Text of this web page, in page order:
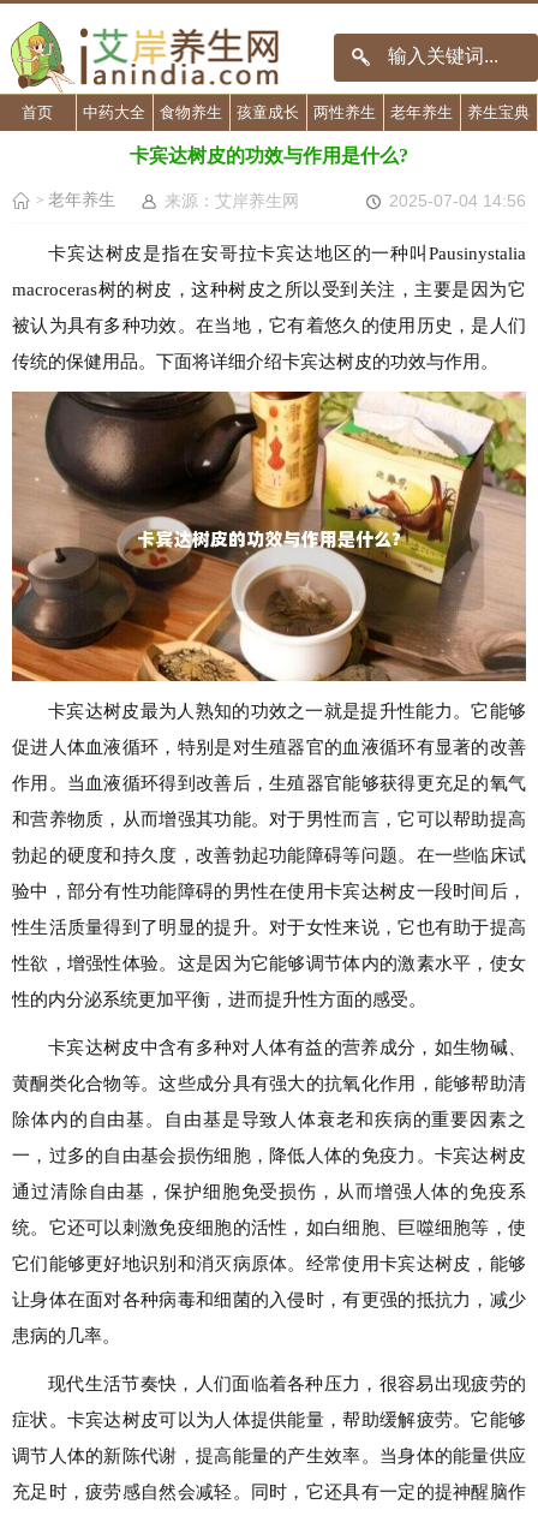
首页 中药大全 食物养生 孩童成长 两性养生 老年养生 养生宝典
卡宾达树皮的功效与作用是什么?
> 老年养生 来源：艾岸养生网 2025-07-04 14:56
卡宾达树皮是指在安哥拉卡宾达地区的一种叫Pausinystalia
macroceras树的树皮，这种树皮之所以受到关注，主要是因为它
被认为具有多种功效。在当地，它有着悠久的使用历史，是人们
传统的保健用品。下面将详细介绍卡宾达树皮的功效与作用。
卡宾达树皮最为人熟知的功效之一就是提升性能力。它能够
促进人体血液循环，特别是对生殖器官的血液循环有显著的改善
作用。当血液循环得到改善后，生殖器官能够获得更充足的氧气
和营养物质，从而增强其功能。对于男性而言，它可以帮助提高
勃起的硬度和持久度，改善勃起功能障碍等问题。在一些临床试
验中，部分有性功能障碍的男性在使用卡宾达树皮一段时间后，
性生活质量得到了明显的提升。对于女性来说，它也有助于提高
性欲，增强性体验。这是因为它能够调节体内的激素水平，使女
性的内分泌系统更加平衡，进而提升性方面的感受。
卡宾达树皮中含有多种对人体有益的营养成分，如生物碱、
黄酮类化合物等。这些成分具有强大的抗氧化作用，能够帮助清
除体内的自由基。自由基是导致人体衰老和疾病的重要因素之
一，过多的自由基会损伤细胞，降低人体的免疫力。卡宾达树皮
通过清除自由基，保护细胞免受损伤，从而增强人体的免疫系
统。它还可以刺激免疫细胞的活性，如白细胞、巨噬细胞等，使
它们能够更好地识别和消灭病原体。经常使用卡宾达树皮，能够
让身体在面对各种病毒和细菌的入侵时，有更强的抵抗力，减少
患病的几率。
现代生活节奏快，人们面临着各种压力，很容易出现疲劳的
症状。卡宾达树皮可以为人体提供能量，帮助缓解疲劳。它能够
调节人体的新陈代谢，提高能量的产生效率。当身体的能量供应
充足时，疲劳感自然会减轻。同时，它还具有一定的提神醒脑作